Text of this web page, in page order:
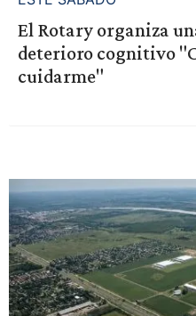
El Rotary organiza
deterioro cognitivo
cuidarme"